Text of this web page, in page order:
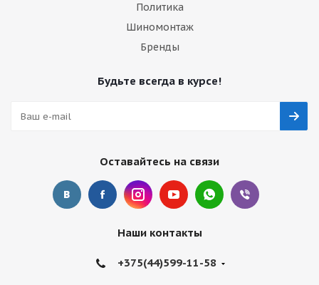
Политика
Шиномонтаж
Бренды
Будьте всегда в курсе!
Оставайтесь на связи
Наши контакты
+375(44)599-11-58